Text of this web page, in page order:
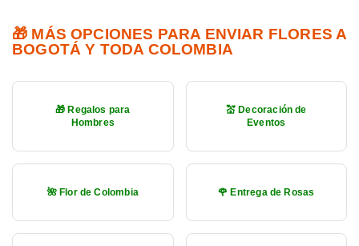
🎁 MÁS OPCIONES PARA ENVIAR FLORES A
BOGOTÁ Y TODA COLOMBIA
🎁 Regalos para
Hombres
💒 Decoración de
Eventos
🌺 Flor de Colombia 🌹 Entrega de Rosas